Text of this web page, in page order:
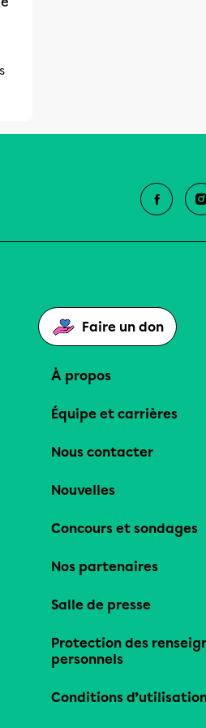
Faire un don
À propos
Équipe et carrières
Nous contacter
Nouvelles
Concours et sondages
Nos partenaires
Salle de presse
Protection des
personnels
Conditions